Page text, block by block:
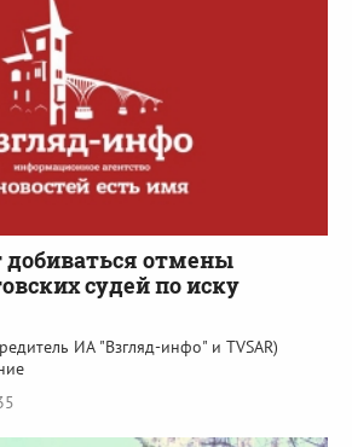
добиваться отмены
судей по иску
ИА "Взгляд-инфо" и TVSAR)